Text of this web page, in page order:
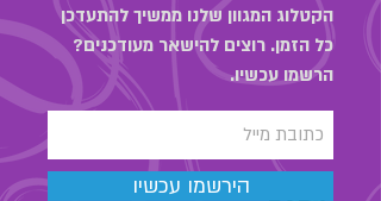
הקטלוג המגוון שלנו ממשיך להתעדכן
כל הזמן. רוצים להישאר מעודכנים?
הרשמו עכשיו.
הירשמו עכשיו